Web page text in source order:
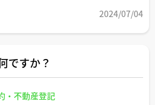
2024/07/04
ですか？
・不動産登記